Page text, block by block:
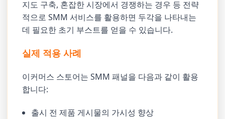
지도 구축, 혼잡한 시장에서 경쟁하는 경우 등 전략
적으로 SMM 서비스를 활용하면 두각을 나타내는
데 필요한 초기 부스트를 얻을 수 있습니다.
실제 적용 사례
이커머스 스토어는 SMM 패널을 다음과 같이 활용
합니다:
출시 전 제품 게시물의 가시성 향상